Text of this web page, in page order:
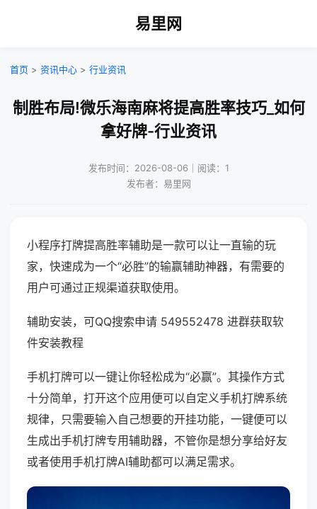
易里网
首页 > 资讯中心 > 行业资讯
制胜布局!微乐海南麻将提高胜率技巧_如何
拿好牌-行业资讯
发布时间：2026-08-06｜阅读：1
发布者：易里网
小程序打牌提高胜率辅助是一款可以让一直输的玩
家，快速成为一个“必胜”的输赢辅助神器，有需要的
用户可通过正规渠道获取使用。
辅助安装，可QQ搜索申请 549552478 进群获取软
件安装教程
手机打牌可以一键让你轻松成为“必赢”。其操作方式
十分简单，打开这个应用便可以自定义手机打牌系统
规律，只需要输入自己想要的开挂功能，一键便可以
生成出手机打牌专用辅助器，不管你是想分享给好友
或者使用手机打牌AI辅助都可以满足需求。